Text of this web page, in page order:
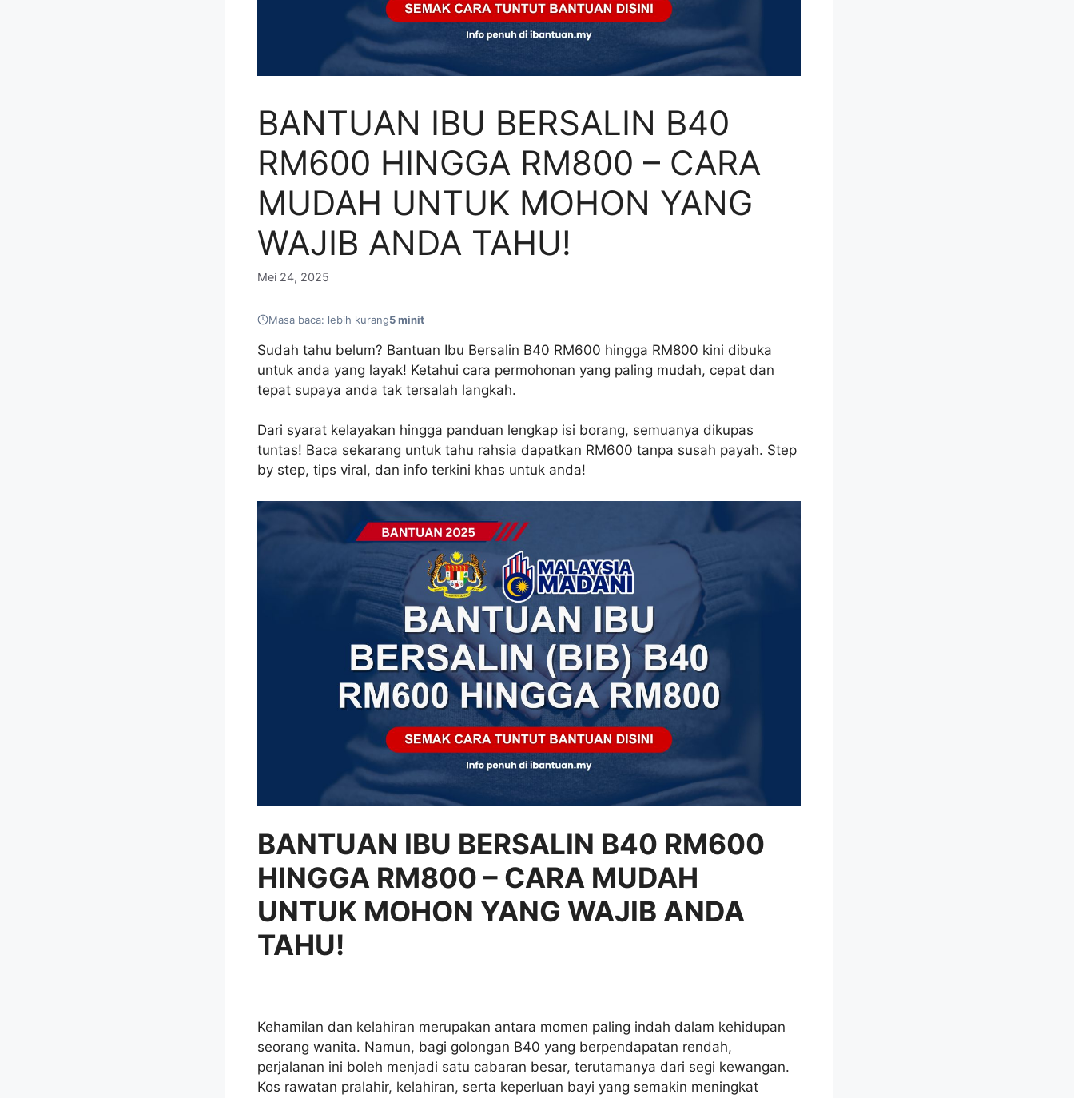
BANTUAN IBU BERSALIN B40
RM600 HINGGA RM800 – CARA
MUDAH UNTUK MOHON YANG
WAJIB ANDA TAHU!
Mei 24, 2025
Masa baca: lebih kurang5 minit
Sudah tahu belum? Bantuan Ibu Bersalin B40 RM600 hingga RM800 kini dibuka
untuk anda yang layak! Ketahui cara permohonan yang paling mudah, cepat dan
tepat supaya anda tak tersalah langkah.
Dari syarat kelayakan hingga panduan lengkap isi borang, semuanya dikupas
tuntas! Baca sekarang untuk tahu rahsia dapatkan RM600 tanpa susah payah. Step
by step, tips viral, dan info terkini khas untuk anda!
BANTUAN IBU BERSALIN B40 RM600
HINGGA RM800 – CARA MUDAH
UNTUK MOHON YANG WAJIB ANDA
TAHU!
Kehamilan dan kelahiran merupakan antara momen paling indah dalam kehidupan
seorang wanita. Namun, bagi golongan B40 yang berpendapatan rendah,
perjalanan ini boleh menjadi satu cabaran besar, terutamanya dari segi kewangan.
Kos rawatan pralahir, kelahiran, serta keperluan bayi yang semakin meningkat